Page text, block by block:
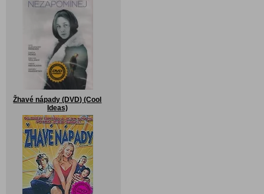
Žhavé nápady (DVD) (Cool
Ideas)